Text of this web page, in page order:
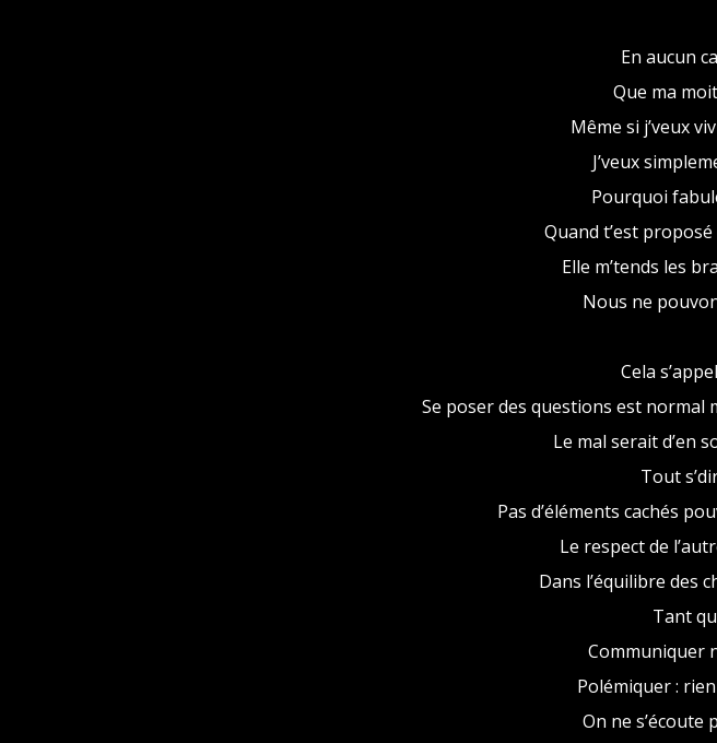
En aucun
Que ma
Même si j’veux
J’veux
Pourquoi
Quand t’est
Elle m’tends les
Nous ne
Cela
Se poser des questions est normal
Le mal serait d’en
Tout
Pas d’éléments cachés
Le respect de
Dans l’équilibre des
Tant
Communiquer
Polémiquer :
On ne s’écoute